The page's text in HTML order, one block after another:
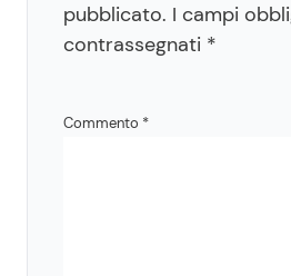
pubblicato. I campi
contrassegnati *
Commento *